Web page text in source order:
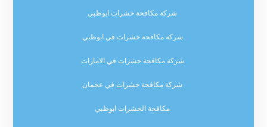
شركة مكافحة حشرات ابوظبي
شركة مكافحة حشرات في ابوظبي
شركة مكافحة حشرات في الامارات
شركة مكافحة حشرات في عجمان
مكافحة الحشرات ابوظبي